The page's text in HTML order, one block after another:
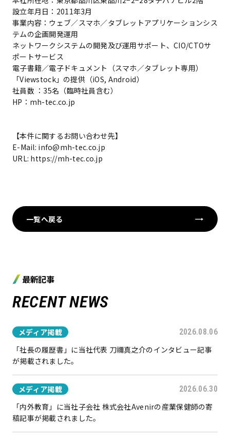
設立年月日：2011年3月
事業内容：ウェブ／スマホ／タブレットアプリケーションシス
テムの企画開発運用
ネットワークシステムの開発及び運用サポート、CIO/CTOサ
ポートサービス
電子書籍／電子ドキュメント（スマホ／タブレット専用）
「Viewstock」の提供（iOS, Android）
社員数 ：35名（臨時社員含む）
HP：mh-tec.co.jp
【本件に関するお問い合わせ先】
E-Mail: info@mh-tec.co.jp
URL: https://mh-tec.co.jp
一覧へ戻る
最新記事
RECENT NEWS
メディア掲載 2026.08.06
「社長の履歴書」に当社代表 刀禰真之介のインタビュー記事
が掲載されました。
メディア掲載 2026.06.30
「内外教育」に当社子会社 株式会社Avenirの産業保健師の寄
稿記事が掲載されました。